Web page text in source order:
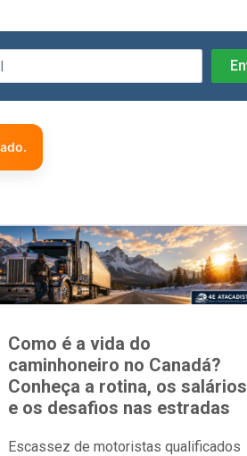
Como é a vida do
caminhoneiro no Canadá?
Conheça a rotina, os salários
e os desafios nas estradas
Escassez de motoristas qualificados